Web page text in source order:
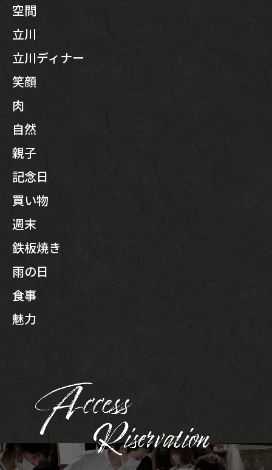
空間
立川
立川ディナー
笑顔
肉
自然
親子
記念日
買い物
週末
鉄板焼き
雨の日
食事
魅力